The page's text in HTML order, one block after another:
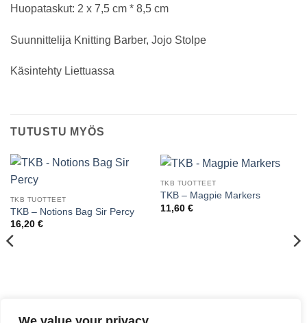
Huopataskut: 2 x 7,5 cm * 8,5 cm
Suunnittelija Knitting Barber, Jojo Stolpe
Käsintehty Liettuassa
TUTUSTU MYÖS
TKB TUOTTEET
TKB – Notions Bag Sir Percy
16,20 €
TKB TUOTTEET
TKB – Magpie Markers
11,60 €